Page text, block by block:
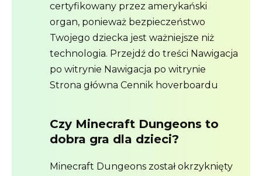
certyfikowany przez amerykański
organ, ponieważ bezpieczeństwo
Twojego dziecka jest ważniejsze niż
technologia. Przejdź do treści Nawigacja
po witrynie Nawigacja po witrynie
Strona główna Cennik hoverboardu
Czy Minecraft Dungeons to
dobra gra dla dzieci?
Minecraft Dungeons został okrzyknięty